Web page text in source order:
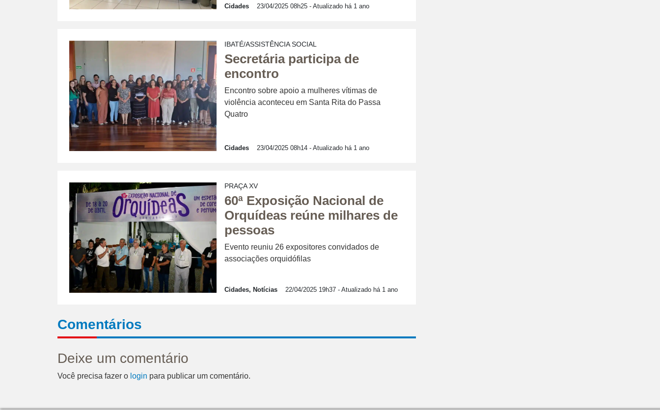
Cidades 23/04/2025 08h25 - Atualizado há 1 ano
IBATÉ/ASSISTÊNCIA SOCIAL
Secretária participa de
encontro
Encontro sobre apoio a mulheres vítimas de
violência aconteceu em Santa Rita do Passa
Quatro
Cidades 23/04/2025 08h14 - Atualizado há 1 ano
PRAÇA XV
60ª Exposição Nacional de
Orquídeas reúne milhares de
pessoas
Evento reuniu 26 expositores convidados de
associações orquidófilas
Cidades, Notícias 22/04/2025 19h37 - Atualizado há 1 ano
Comentários
Deixe um comentário
Você precisa fazer o login para publicar um comentário.